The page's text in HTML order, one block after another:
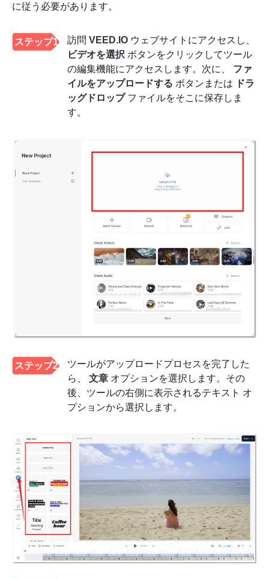
に従う必要があります。
ステップ1 訪問 VEED.IO ウェブサイトにアクセスし、
ビデオを選択 ボタンをクリックしてツール
の編集機能にアクセスします。次に、 ファ
イルをアップロードする ボタンまたは
ドラ
ッグドロップファイルをそこに保存しま
す。
ステップ2
ツールがアップロードプロセスを完了した
ら、 文章 オプションを選択します。その
後、ツールの右側に表示されるテキスト オ
プションから選択します。